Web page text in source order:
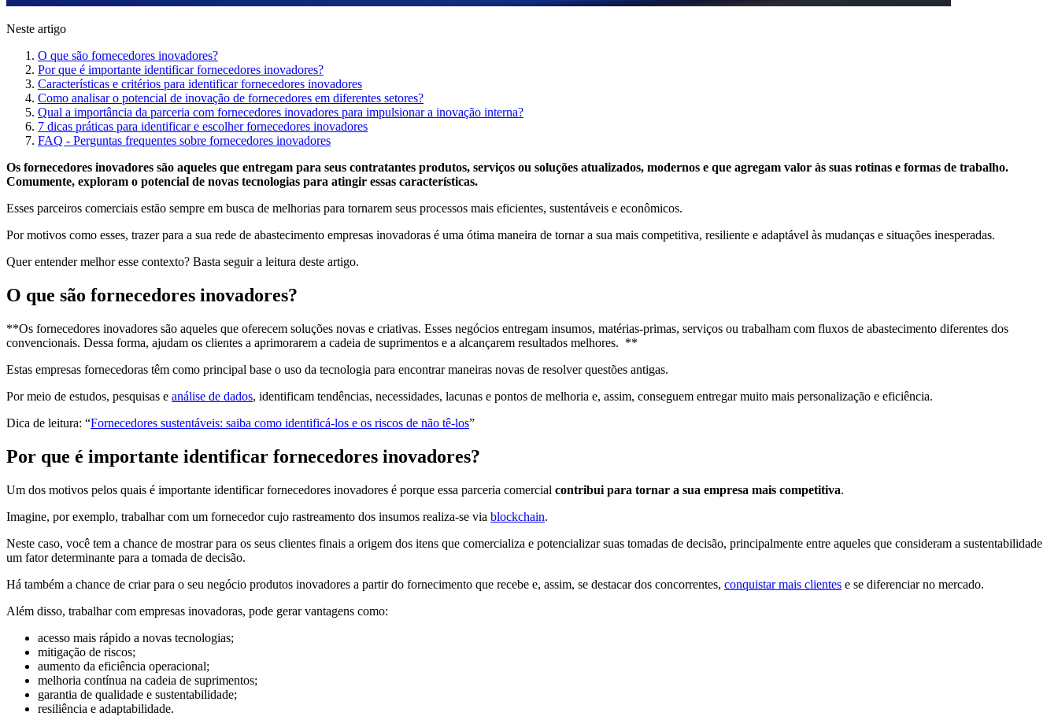
Neste artigo
O que são fornecedores inovadores?
Por que é importante identificar fornecedores inovadores?
Características e critérios para identificar fornecedores inovadores
Como analisar o potencial de inovação de fornecedores em diferentes setores?
Qual a importância da parceria com fornecedores inovadores para impulsionar a inovação interna?
7 dicas práticas para identificar e escolher fornecedores inovadores
FAQ - Perguntas frequentes sobre fornecedores inovadores
Os fornecedores inovadores são aqueles que entregam para seus contratantes produtos, serviços ou soluções atualizados, modernos e que agregam valor às suas rotinas e formas de trabalho.
Comumente, exploram o potencial de novas tecnologias para atingir essas características.
Esses parceiros comerciais estão sempre em busca de melhorias para tornarem seus processos mais eficientes, sustentáveis e econômicos.
Por motivos como esses, trazer para a sua rede de abastecimento empresas inovadoras é uma ótima maneira de tornar a sua mais competitiva, resiliente e adaptável às mudanças e situações inesperadas.
Quer entender melhor esse contexto? Basta seguir a leitura deste artigo.
O que são fornecedores inovadores?
**Os fornecedores inovadores são aqueles que oferecem soluções novas e criativas. Esses negócios entregam insumos, matérias-primas, serviços ou trabalham com fluxos de abastecimento diferentes dos
convencionais. Dessa forma, ajudam os clientes a aprimorarem a cadeia de suprimentos e a alcançarem resultados melhores. **
Estas empresas fornecedoras têm como principal base o uso da tecnologia para encontrar maneiras novas de resolver questões antigas.
Por meio de estudos, pesquisas e análise de dados, identificam tendências, necessidades, lacunas e pontos de melhoria e, assim, conseguem entregar muito mais personalização e eficiência.
Dica de leitura: “Fornecedores sustentáveis: saiba como identificá-los e os riscos de não tê-los”
Por que é importante identificar fornecedores inovadores?
Um dos motivos pelos quais é importante identificar fornecedores inovadores é porque essa parceria comercial contribui para tornar a sua empresa mais competitiva.
Imagine, por exemplo, trabalhar com um fornecedor cujo rastreamento dos insumos realiza-se via blockchain.
Neste caso, você tem a chance de mostrar para os seus clientes finais a origem dos itens que comercializa e potencializar suas tomadas de decisão, principalmente entre aqueles que consideram a sustentabilidade
um fator determinante para a tomada de decisão.
Há também a chance de criar para o seu negócio produtos inovadores a partir do fornecimento que recebe e, assim, se destacar dos concorrentes, conquistar mais clientes e se diferenciar no mercado.
Além disso, trabalhar com empresas inovadoras, pode gerar vantagens como:
acesso mais rápido a novas tecnologias;
mitigação de riscos;
aumento da eficiência operacional;
melhoria contínua na cadeia de suprimentos;
garantia de qualidade e sustentabilidade;
resiliência e adaptabilidade.